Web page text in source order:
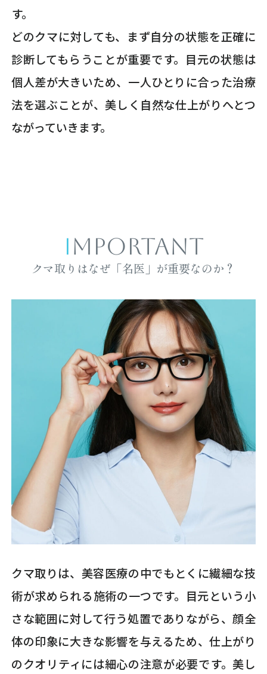
す。
どのクマに対しても、まず自分の状態を正確に
診断してもらうことが重要です。目元の状態は
個人差が大きいため、一人ひとりに合った治療
法を選ぶことが、美しく自然な仕上がりへとつ
ながっていきます。
IMPORTANT
クマ取りはなぜ「名医」が重要なのか？
クマ取りは、美容医療の中でもとくに繊細な技
術が求められる施術の一つです。目元という小
さな範囲に対して行う処置でありながら、顔全
体の印象に大きな影響を与えるため、仕上がり
のクオリティには細心の注意が必要です。美し